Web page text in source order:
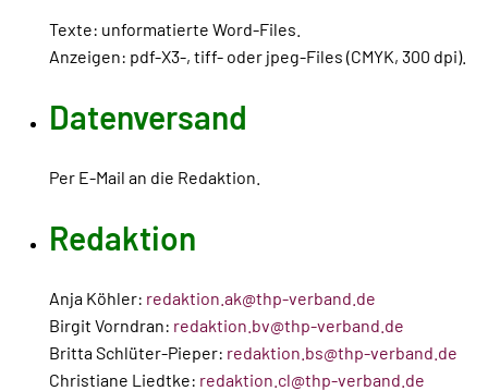
Texte: unformatierte Word-Files.
Anzeigen: pdf-X3-, tiff- oder jpeg-Files (CMYK, 300 dpi).
Datenversand
Per E-Mail an die Redaktion.
Redaktion
Anja Köhler: redaktion.ak@thp-verband.de
Birgit Vorndran: redaktion.bv@thp-verband.de
Britta Schlüter-Pieper: redaktion.bs@thp-verband.de
Christiane Liedtke: redaktion.cl@thp-verband.de